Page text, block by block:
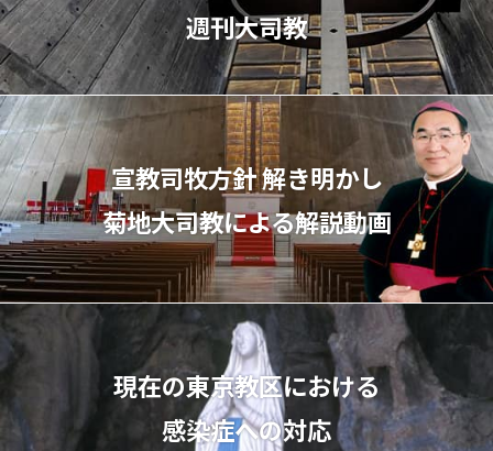
週刊大司教
宣教司牧⽅針 解き明かし
菊地⼤司教による解説動画
現在の東京教区における
感染症への対応